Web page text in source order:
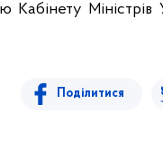
Кабінету Міністрів
Поділитися